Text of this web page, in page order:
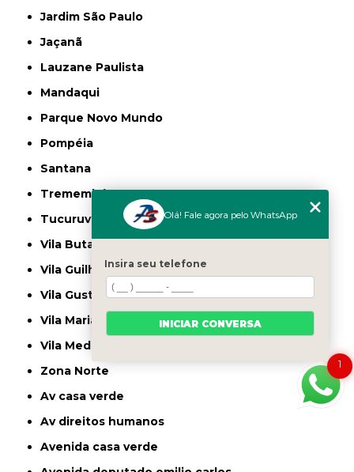
Jardim São Paulo
Jaçanã
Lauzane Paulista
Mandaqui
Parque Novo Mundo
Pompéia
Santana
Tremembé
Tucuruvi
Vila Butantã
Vila Guilherme
Vila Gustavo
Vila Maria
Vila Medeiros
Zona Norte
av casa verde
av direitos humanos
avenida casa verde
1
Olá! Fale agora pelo WhatsApp
Insira seu telefone
INICIAR CONVERSA